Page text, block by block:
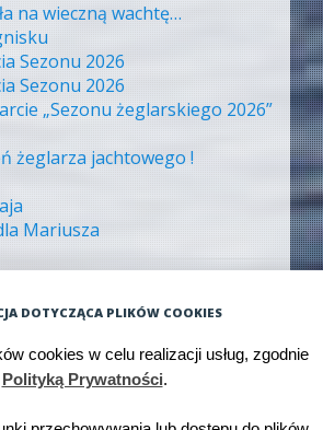
na wieczną wachtę…
Sezonu 2026
Sezonu 2026
„Sezonu żeglarskiego 2026”
żeglarza jachtowego !
Mariusza
DOTYCZĄCA PLIKÓW COOKIES
cookies w celu realizacji usług, zgodnie
Polityką Prywatności.